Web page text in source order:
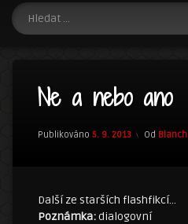
Ne a nebo ano
Publikováno 5. 9. 2013 Od Blanch
Další ze starších flashfikcí…
Poznámka:dialogovní